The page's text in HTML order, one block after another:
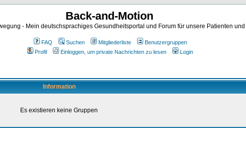
Back-and-Motion
- Mein deutschsprachiges Gesundheitsportal und Forum für unsere Patienten
FAQ Suchen Mitgliederliste
Benutzergruppen
Profil
Einloggen, um private Nachrichten zu lesen Login
Information
Es existieren keine Gruppen